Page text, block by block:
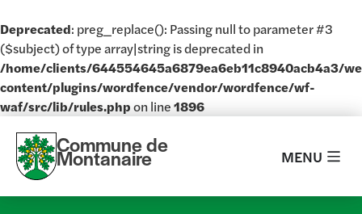
Deprecated: preg_replace(): Passing null to parameter #3
($subject) of type array|string is deprecated in
/home/clients/644554645a6879ea6eb11c8940acb4a3/
content/plugins/wordfence/vendor/wordfence/wf-
waf/src/lib/rules.phpon line1896
Commune de
Montanaire MENU